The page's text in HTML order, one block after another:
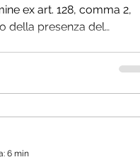
ex art. 128, comma 2,
della presenza del
6 min